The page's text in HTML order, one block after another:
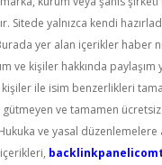
Sitede yalnızca kendi
yer alan içerikler haber
ve kişiler hakkında paylaşım
kişiler ile isim benzerlikleri
gütmeyen ve tamamen
ve yasal düzenlemelere